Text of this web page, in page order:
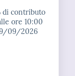
di contributo
ore 10:00
09/2026